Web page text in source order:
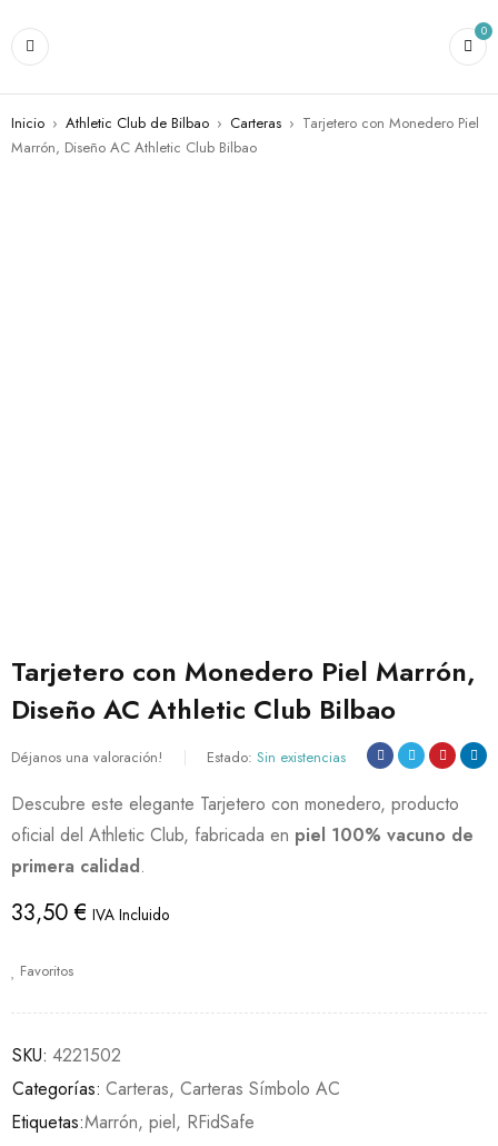
0
Inicio › Athletic Club de Bilbao › Carteras › Tarjetero con Monedero Piel
Marrón, Diseño AC Athletic Club Bilbao
Tarjetero con Monedero Piel Marrón,
Diseño AC Athletic Club Bilbao
Déjanos una valoración! Estado: Sin existencias
Descubre este elegante Tarjetero con monedero, producto
oficial del Athletic Club, fabricada en piel 100% vacuno de
primera calidad.
33,50€ IVA Incluido
Favoritos
SKU: 4221502
Categorías: Carteras, Carteras Símbolo AC
Etiquetas:Marrón, piel, RFidSafe